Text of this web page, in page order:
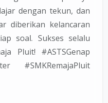
dengan tekun, dan
diberikan kelancaran
soal. Sukses selalu
Pluit! #ASTSGenap
#SMKRemajaPluit